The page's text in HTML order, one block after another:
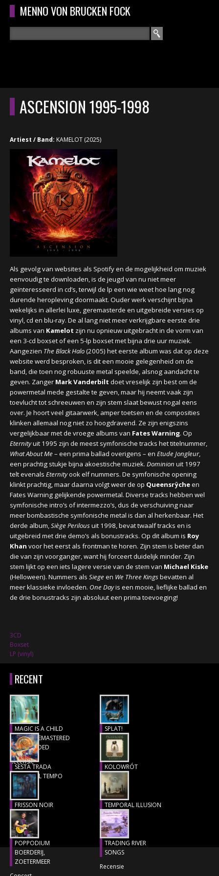
Overslaan en naar de algemene inhoud gaan
MENNO VON BRUCKEN FOCK
ZOEKVELD
HOOFDMENU HOME
CURRICULUM
RECENSIES
INTERVIEWS
CONCERTEN
CONCERTFOTO'S
CONCERTBEZOEK
LINKS
ASCENSION 1995-1998
Artiest / Band: KAMELOT (2025)
Als gevolg van websites als Spotify en de mogelijkheid om muziek
eenvoudig te downloaden, is de jeugd van nu niet meer
geïnteresseerd in cd’s, terwijl de lp een wie weet hoe lang nog
durende heropleving doormaakt. Ouder werk verschijnt bijna
wekelijks in allerlei luxe, geremasterde en uitgebreide versies op
vinyl, cd en blu-ray. De al lang niet meer verkrijgbare eerste drie
albums van Kamelot zijn nu opnieuw uitgebracht in de vorm van
een 3-cd boxset of een 5-lp boxset met bijna drie uur muziek.
Aangezien The Black Halo(2005) het eerste album was dat op deze
website werd besproken, is dit een mooie gelegenheid om de
band, die toen nog robuuste metal speelde, alsnog aandacht te
geven. Zanger Mark Vanderbilt doet vreselijk zijn best om de
powermetal mede gestalte te geven, maar hij neemt vaak zijn
toevlucht tot schreeuwen en zijn stem slaat bewust nogal eens
over. Je hoort veel gitaarwerk, amper toetsen en de composities
klinken allemaal nog niet zo hoogdravend. Ze zijn enigszins
vergelijkbaar met de vroege albums van Fates Warning. Op
Eternityuit 1995 zijn de meest symfonische tracks het titelnummer,
What About Me– een prima ballad overigens – en Etude Jongleur,
een prachtig stukje bijna akoestische muziek. Dominion uit 1997
telt evenals Eternityook elf nummers. De symfonische opening
klinkt prachtig, maar daarna volgt weer de op Queensrÿcheen
Fates Warning gelijkende powermetal. Diverse tracks hebben wel
symfonische intro’s of intermezzo’s, dus de verschuiving naar
meer bombastische symfonische metal is dan al herkenbaar. Het
derde album,Siège Perilousuit 1998, bevat twaalf tracks en is
uitgebreid met drie demo’s als bonustracks. Op dit album is Roy
Khan voor het eerst als frontman te horen. Zijn stem is beter dan
die van zijn voorganger, want hij forceert duidelijk minder. Zijn
stem lijkt op een iets lagere versie van de stem van Michael Kiske
(Helloween). Nummers als Siegeen We Three Kingsbevatten al
meer klassieke invloeden. One Dayis een mooie, lieflijke ballad en
de drie bonustracks zijn absoluut een prima toevoeging!
3CD
Boxset
LP (vinyl)
RECENT
MAGIC IS A CHILD
(1977), REMASTERED
& EXTENDED
Recensie
SPLAT!
Recensie
SESTA TRADA
LUNGO IL TEMPO
Recensie
KOLOWRÓT
Recensie
FRISSON NOIR
Recensie
TEMPORAL ILLUSION
Recensie
POPPODIUM
BOERDERIJ,
ZOETERMEER
TRADING RIVER
SONGS
Recensie